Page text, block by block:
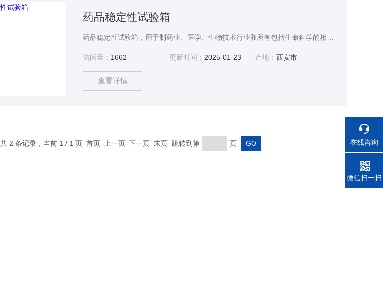
药品稳定性试验箱
访问量： 1662 更新时间： 2025-01-23 产地：西安市
查看详情
共 2 条记录，当前 1 / 1 页 首页 上一页 下一页 末页 跳转到第 页 在线咨询
电话
微信扫一扫